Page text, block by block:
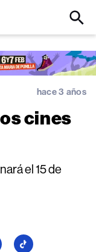
Click
Input
hace 3 años
cines
el 15 de
Seguí